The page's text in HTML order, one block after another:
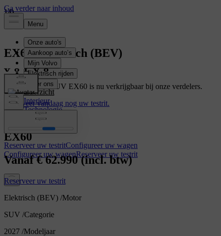
EX60 Elektrisch (BEV)
Overzicht
Interieur
Technologie
Specificaties
Reserveer uw testritConfigureer uw wagen
Configureer uw wagenReserveer uw testrit
De elektrische SUV EX60 is nu verkrijgbaar bij onze verdelers.
Reserveer vandaag nog uw testrit.
EX60
Vanaf€ 62.990 (incl. btw)
Reserveer uw testrit
Elektrisch (BEV) /Motor
SUV /Categorie
2027 /Modeljaar
1/0
1/0
1/0